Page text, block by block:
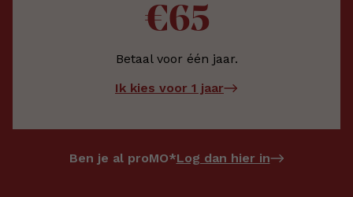
€65
Betaal voor één jaar.
Ik kies voor 1 jaar
Ben je al proMO*Log dan hier in